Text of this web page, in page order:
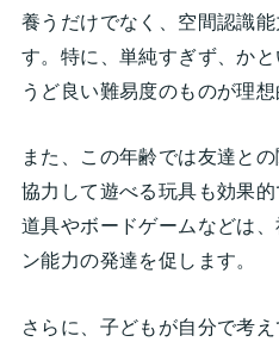
養うだけでなく、空間認識
す。特に、単純すぎず、か
うど良い難易度のものが理想
また、この年齢では友達と
協力して遊べる玩具も効果
道具やボードゲームなどは
ン能力の発達を促します。
さらに、子どもが自分で考